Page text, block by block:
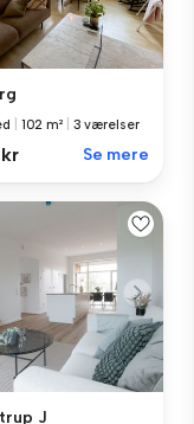
102 m² 3 værelser
kr Se mere
J